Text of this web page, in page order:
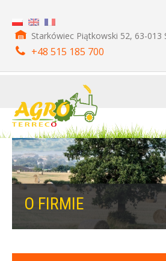
Starkówiec Piątkowski 52, 63-013
+48 515 185 700
O FIRMIE